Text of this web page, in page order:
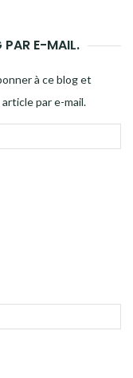
PAR E-MAIL.
à ce blog et
par e-mail.